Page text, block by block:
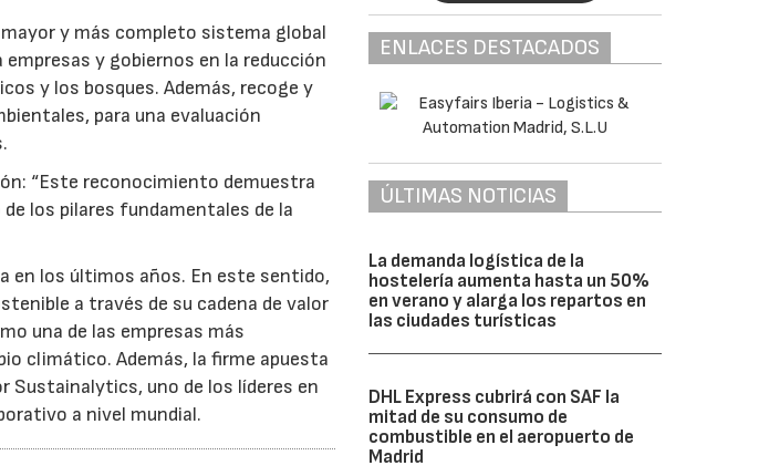
y más completo sistema global
y gobiernos en la reducción
y los bosques. Además, recoge y
para una evaluación
“Este reconocimiento demuestra
los pilares fundamentales de la
en los últimos años. En este sentido,
a través de su cadena de valor
una de las empresas más
climático. Además, la firme apuesta
Sustainalytics, uno de los líderes en
a nivel mundial.
ENLACES DESTACADOS
ÚLTIMAS NOTICIAS
La demanda logística de la
hostelería aumenta hasta un 50%
en verano y alarga los repartos en
las ciudades turísticas
DHL Express cubrirá con SAF la
mitad de su consumo de
combustible en el aeropuerto de
Madrid